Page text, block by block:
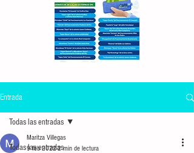
Entrada
Todas las entradas
Todas las entradas
Maritza Villegas
9 feb 20222 min de lectura